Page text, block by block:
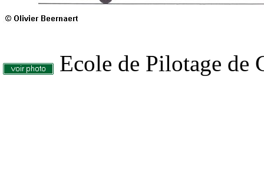
Ecole de Pilotage de